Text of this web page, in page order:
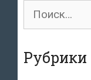
Рубрики